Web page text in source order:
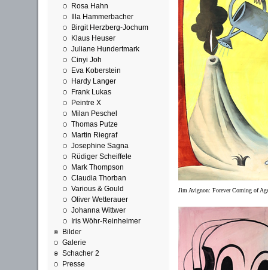
Rosa Hahn
Illa Hammerbacher
Birgit Herzberg-Jochum
Klaus Heuser
Juliane Hundertmark
Cinyi Joh
Eva Koberstein
Hardy Langer
Frank Lukas
Peintre X
Milan Peschel
Thomas Putze
Martin Riegraf
Josephine Sagna
Rüdiger Scheiffele
Mark Thompson
Claudia Thorban
Various & Gould
Oliver Wetterauer
Johanna Wittwer
Iris Wöhr-Reinheimer
Bilder
Galerie
Schacher 2
Presse
Jim Avignon: Forever Coming of